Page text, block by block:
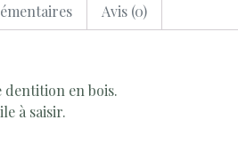
Avis (0)
dentition en bois.
à saisir.